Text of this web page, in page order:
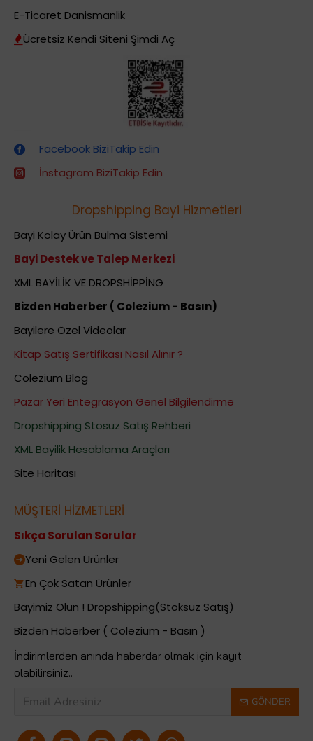
E-Ticaret Danismanlik
Ücretsiz Kendi Siteni Şimdi Aç
Facebook BiziTakip Edin
İnstagram BiziTakip Edin
Dropshipping Bayi Hizmetleri
Bayi Kolay Ürün Bulma Sistemi
Bayi Destek ve Talep Merkezi
XML BAYİLİK VE DROPSHİPPİNG
Bizden Haberber ( Colezium - Basın)
Bayilere Özel Videolar
Kitap Satış Sertifikası Nasıl Alınır ?
Colezium Blog
Pazar Yeri Entegrasyon Genel Bilgilendirme
Dropshipping Stosuz Satış Rehberi
XML Bayilik Hesablama Araçları
Site Haritası
MÜŞTERİ HİZMETLERİ
Sıkça Sorulan Sorular
Yeni Gelen Ürünler
En Çok Satan Ürünler
Bayimiz Olun ! Dropshipping(Stoksuz Satış)
Bizden Haberber ( Colezium - Basın )
İndirimlerden anında haberdar olmak için kayıt
olabilirsiniz..
GÖNDER